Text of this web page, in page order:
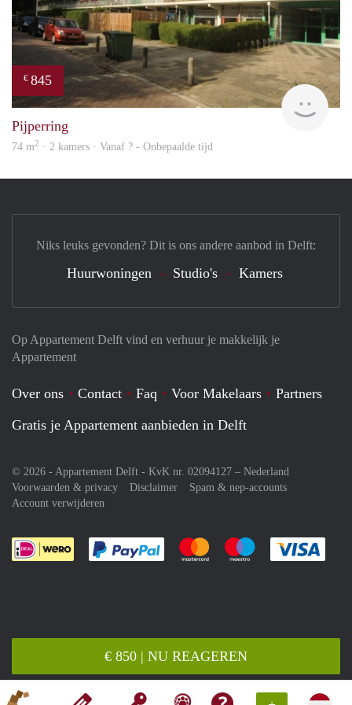
€ 850 | NU REAGEREN
€ 845
rent
Pijperring
74 m2 · 2 kamers · Vanaf ? - Onbepaalde tijd
Op Appartement Delft vind en verhuur je makkelijk je
Appartement
Over ons Contact Faq Voor Makelaars
Partners
Gratis je Appartement aanbieden in Delft
© 2026 - Appartement Delft - KvK nr. 02094127 – Nederland
Voorwaarden & privacy
Disclaimer
Spam & nep-accounts
Account verwijderen
Je rekent gemakkelijk af met Paypal
Je rekent gemakkelijk af met
Je rekent
Niks leuks gevonden? Dit is ons andere aanbod in Delft:
Huurwoningen Studio's Kamers